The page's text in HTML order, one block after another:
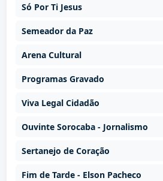
Só Por Ti Jesus
Semeador da Paz
Arena Cultural
Programas Gravado
Viva Legal Cidadão
Ouvinte Sorocaba - Jornalismo
Sertanejo de Coração
Fim de Tarde - Elson Pacheco